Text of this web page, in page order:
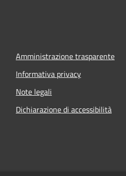
Amministrazione trasparente
Informativa privacy
Note legali
Dichiarazione di accessibilità